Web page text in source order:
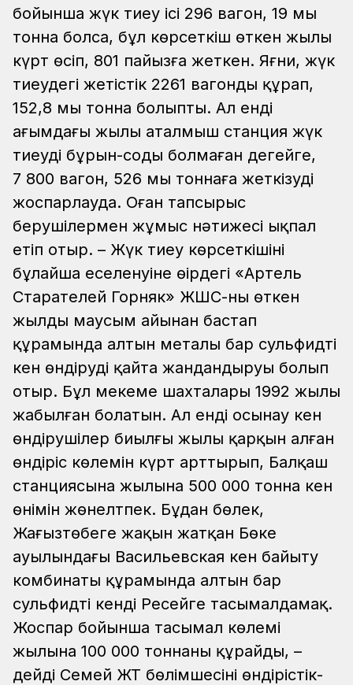
бойынша жүк тиеу ісі 296 вагон, 19 мың
тонна болса, бұл көрсеткіш өткен жылы
күрт өсіп, 801 пайызға жеткен. Яғни, жүк
тиеудегі жетістік 2261 вагонды құрап,
152,8 мың тонна болыпты. Ал енді
ағымдағы жылы аталмыш станция жүк
тиеуді бұрын-соңды болмаған деңгейге,
7 800 вагон, 526 мың тоннаға жеткізуді
жоспарлауда. Оған тапсырыс
берушілермен жұмыс нәтижесі ықпал
етіп отыр. – Жүк тиеу көрсеткішінің
бұлайша еселенуіне өңірдегі «Артель
Старателей Горняк» ЖШС-ның өткен
жылдың маусым айынан бастап
құрамында алтын металы бар сульфидті
кен өндіруді қайта жандандыруы болып
отыр. Бұл мекеме шахталары 1992 жылы
жабылған болатын. Ал енді осынау кен
өндірушілер биылғы жылы қарқын алған
өндіріс көлемін күрт арттырып, Балқаш
станциясына жылына 500 000 тонна кен
өнімін жөнелтпек. Бұдан бөлек,
Жаңғызтөбеге жақын жатқан Бөке
ауылындағы Васильевская кен байыту
комбинаты құрамында алтын бар
сульфидті кенді Ресейге тасымалдамақ.
Жоспар бойынша тасымал көлемі
жылына 100 000 тоннаны құрайды, –
дейді Семей ЖТ бөлімшесінің өндірістік-